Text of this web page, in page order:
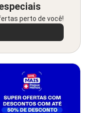
perto de você!